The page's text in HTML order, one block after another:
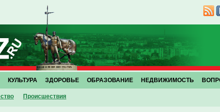
Проиcшествия
КУЛЬТУРА ЗДОРОВЬЕ ОБРАЗОВАНИЕ НЕДВИЖИМОСТЬ